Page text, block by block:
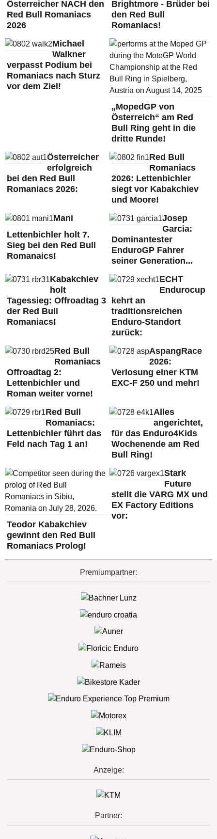
Österreicher NACH den
Red Bull Romaniacs
2026
Brightmore - Brüder bei
den Red Bull
Romaniacs!
Michael
Walkner
verpasst Podium bei
Romaniacs nach Sturz
vor dem Ziel!
„MopedGP von
Österreich“ am Red
Bull Ring geht in die
dritte Runde!
Österreicher
erfolgreich
bei den Red Bull
Romaniacs 2026:
Red Bull
Romaniacs
2026: Lettenbichler
siegt vor Kabakchiev
und Moore!
Mani
Lettenbichler holt 7.
Sieg bei den Red Bull
Romanaics!
Josep
Garcia:
Dominantester
EnduroGP Fahrer
seiner Generation...
Kabakchiev
holt
Tagessieg: Offroadtag 3
der Red Bull
Romaniacs!
ECHT
Endurocup
kehrt an
traditionsreichen
Enduro-Standort
zurück:
Red Bull
Romaniacs
Offroadtag 2:
Lettenbichler und
Roman weiter vorne!
AspangRace
2026:
Verlosung einer KTM
EXC-F 250 und mehr!
Red Bull
Romaniacs:
Lettenbichler führt das
Feld nach Tag 1 an!
Alles
angerichtet,
für das Enduro4Kids
Wochenende am Red
Bull Ring!
Teodor Kabakchiev
gewinnt den Red Bull
Romaniacs Prolog!
Stark
Future
stellt die VARG MX und
EX Factory Editions
vor:
Premiumpartner:
Anzeige:
Partner: